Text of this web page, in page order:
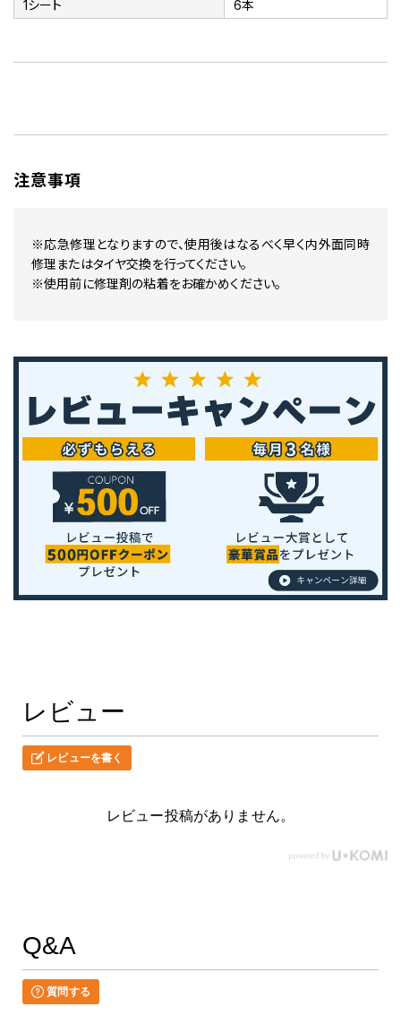
1シート 6本
注意事項
※応急修理となりますので、使用後はなるべく早く内外面同時
修理またはタイヤ交換を行ってください。
※使用前に修理剤の粘着をお確かめください。
レビュー
レビューを書く
レビュー投稿がありません。
Q&A
質問する